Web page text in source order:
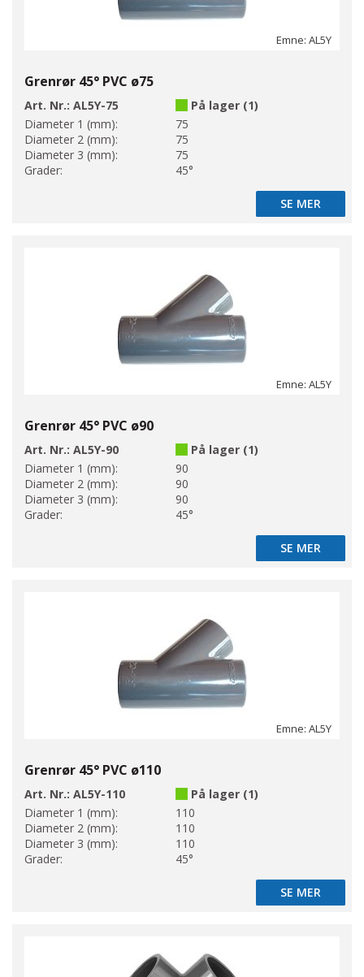
Emne: AL5Y
Grenrør 45° PVC ø75
Art. Nr.: AL5Y-75
På lager (1)
Diameter 1 (mm):
75
Diameter 2 (mm):
75
Diameter 3 (mm):
75
Grader:
45°
SE MER
SE MER
Emne: AL5Y
Grenrør 45° PVC ø90
Art. Nr.: AL5Y-90
På lager (1)
Diameter 1 (mm):
90
Diameter 2 (mm):
90
Diameter 3 (mm):
90
Grader:
45°
SE MER
SE MER
Emne: AL5Y
Grenrør 45° PVC ø110
Art. Nr.: AL5Y-110
På lager (1)
Diameter 1 (mm):
110
Diameter 2 (mm):
110
Diameter 3 (mm):
110
Grader:
45°
SE MER
SE MER